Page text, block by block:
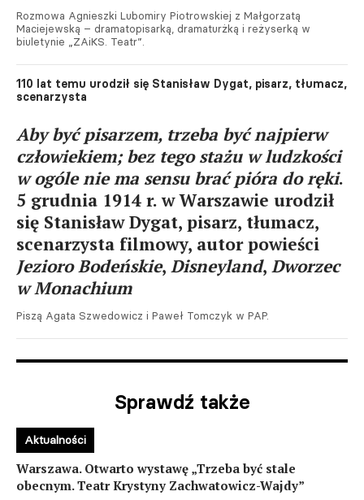
Rozmowa Agnieszki Lubomiry Piotrowskiej z Małgorzatą
Maciejewską – dramatopisarką, dramaturżką i reżyserką w
biuletynie „ZAiKS. Teatr”.
110 lat temu urodził się Stanisław Dygat, pisarz, tłumacz,
scenarzysta
Aby być pisarzem, trzeba być najpierw
człowiekiem; bez tego stażu w ludzkości
w ogóle nie ma sensu brać pióra do ręki.
5 grudnia 1914 r. w Warszawie urodził
się Stanisław Dygat, pisarz, tłumacz,
scenarzysta filmowy, autor powieści
Jezioro Bodeńskie, Disneyland, Dworzec
w Monachium
Piszą Agata Szwedowicz i Paweł Tomczyk w PAP.
Sprawdź także
Warszawa. Otwarto wystawę „Trzeba być stale
obecnym. Teatr Krystyny Zachwatowicz-Wajdy”
Aktualności